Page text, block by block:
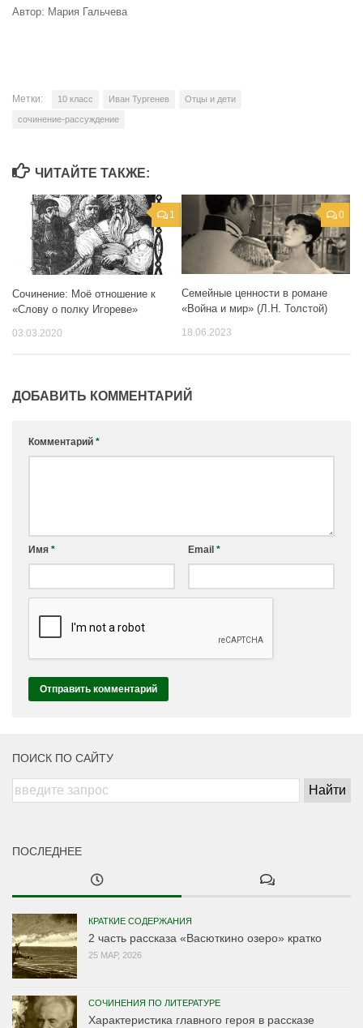
Автор: Мария Гальчева
Метки: 10 класс Иван Тургенев Отцы и дети
сочинение-рассуждение
ЧИТАЙТЕ ТАКЖЕ:
1
Сочинение: Моё отношение к
«Слову о полку Игореве»
03.03.2020
0
Семейные ценности в романе
«Война и мир» (Л.Н. Толстой)
18.06.2023
ДОБАВИТЬ КОММЕНТАРИЙ
Комментарий *
Имя * Email *
ПОИСК ПО САЙТУ
ПОСЛЕДНЕЕ
КРАТКИЕ СОДЕРЖАНИЯ
2 часть рассказа «Васюткино озеро» кратко
25 МАР, 2026
СОЧИНЕНИЯ ПО ЛИТЕРАТУРЕ
Характеристика главного героя в рассказе